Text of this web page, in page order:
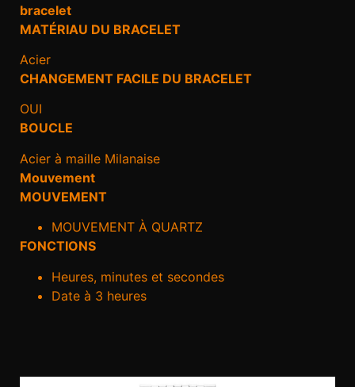
bracelet
MATÉRIAU DU BRACELET
Acier
CHANGEMENT FACILE DU BRACELET
OUI
BOUCLE
Acier à maille Milanaise
Mouvement
MOUVEMENT
MOUVEMENT À QUARTZ
FONCTIONS
Heures, minutes et secondes
Date à 3 heures